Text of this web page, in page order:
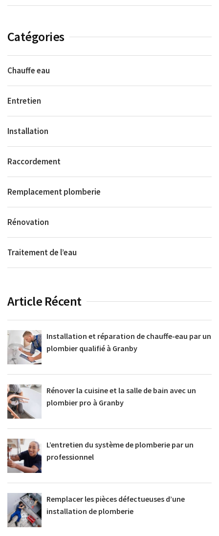
Catégories
Chauffe eau
Entretien
Installation
Raccordement
Remplacement plomberie
Rénovation
Traitement de l’eau
Article Récent
Installation et réparation de chauffe-eau par un
plombier qualifié à Granby
Rénover la cuisine et la salle de bain avec un
plombier pro à Granby
L’entretien du système de plomberie par un
professionnel
Remplacer les pièces défectueuses d’une
installation de plomberie